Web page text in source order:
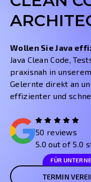
Wollen Sie Java
Java Clean Code,
praxisnah in
Gelernte direkt an
effizienter und
50 reviews
5.0 out of 5.0
FÜR
TERMIN